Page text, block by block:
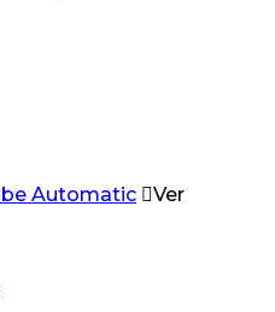
Ver